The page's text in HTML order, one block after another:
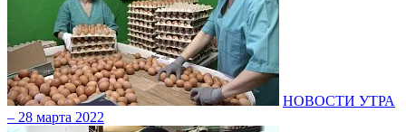
НОВОСТИ УТРА
– 28 марта 2022